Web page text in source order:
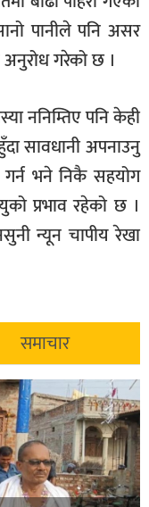
पानीले पनि असर
गरेको छ ।
ननिम्तिए पनि केही
सावधानी अपनाउनु
भने निकै सहयोग
प्रभाव रहेको छ ।
न्यून चापीय रेखा
समाचार